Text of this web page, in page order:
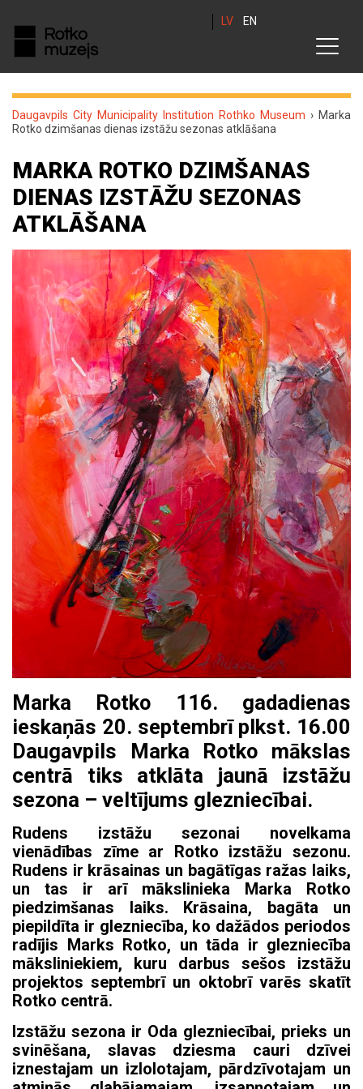
LV EN
Daugavpils City Municipality Institution Rothko Museum › Marka
Rotko dzimšanas dienas izstāžu sezonas atklāšana
MARKA ROTKO DZIMŠANAS
DIENAS IZSTĀŽU SEZONAS
ATKLĀŠANA
Marka Rotko 116. gadadienas
ieskaņās 20. septembrī plkst. 16.00
Daugavpils Marka Rotko mākslas
centrā tiks atklāta jaunā izstāžu
sezona – veltījums glezniecībai.
Rudens izstāžu sezonai novelkama
vienādības zīme ar Rotko izstāžu sezonu.
Rudens ir krāsainas un bagātīgas ražas laiks,
un tas ir arī mākslinieka Marka Rotko
piedzimšanas laiks. Krāsaina, bagāta un
piepildīta ir glezniecība, ko dažādos periodos
radījis Marks Rotko, un tāda ir glezniecība
māksliniekiem, kuru darbus sešos izstāžu
projektos septembrī un oktobrī varēs skatīt
Rotko centrā.
Izstāžu sezona ir Oda glezniecībai, prieks un
svinēšana, slavas dziesma cauri dzīvei
iznestajam un izlolotajam, pārdzīvotajam un